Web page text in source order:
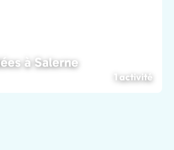
à Salerne
1 activité